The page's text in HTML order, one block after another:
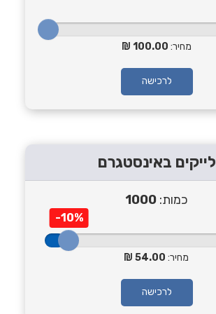
מחיר: 100.00
לרכישה
לייקים באינסטגרם
כמות: 1000
-10%
מחיר: 54.00
לרכישה